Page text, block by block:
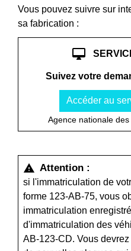
Vous pouvez suivre sur
sa fabrication :
desktop_mac
Suivez votre
Accéder au
Agence nationale
warning Attention :
si l'immatriculation de
forme 123-AB-75, vous
immatriculation
d'immatriculation des
AB-123-CD. Vous